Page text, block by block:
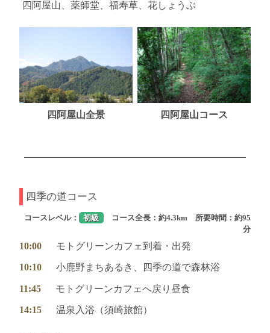
四阿屋山、薬師堂、福寿草、花しょうぶ
四阿屋山全景 四阿屋山コース
四季の道コース
コースレベル： 初級
コース全長：約4.3km 所要時間：約95
分
10:00 モトグリーンカフェ到着・出発
10:10 小鹿野まちあるき、四季の道で森林浴
11:45 モトグリーンカフェへ戻り昼食
14:15 温泉入浴（須崎旅館）